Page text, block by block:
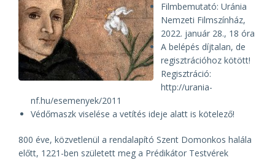
Filmbemutató: Uránia
Nemzeti Filmszínház,
2022. január 28., 18 óra
A belépés díjtalan, de
regisztrációhoz kötött!
Regisztráció:
http://urania-
nf.hu/esemenyek/2011
Védőmaszk viselése a vetítés ideje alatt is kötelező!
800 éve, közvetlenül a rendalapító Szent Domonkos halála
előtt, 1221-ben született meg a Prédikátor Testvérek